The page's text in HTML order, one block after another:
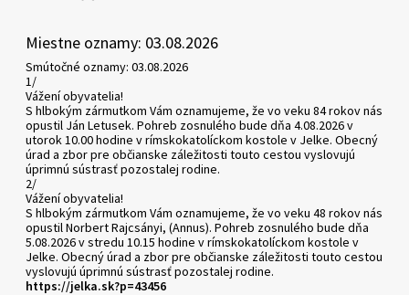
Miestne oznamy: 03.08.2026
Smútočné oznamy: 03.08.2026
1/
Vážení obyvatelia!
S hlbokým zármutkom Vám oznamujeme, že vo veku 84 rokov nás
opustil Ján Letusek. Pohreb zosnulého bude dňa 4.08.2026 v
utorok 10.00 hodine v rímskokatolíckom kostole v Jelke. Obecný
úrad a zbor pre občianske záležitosti touto cestou vyslovujú
úprimnú sústrasť pozostalej rodine.
2/
Vážení obyvatelia!
S hlbokým zármutkom Vám oznamujeme, že vo veku 48 rokov nás
opustil Norbert Rajcsányi, (Annus). Pohreb zosnulého bude dňa
5.08.2026 v stredu 10.15 hodine v rímskokatolíckom kostole v
Jelke. Obecný úrad a zbor pre občianske záležitosti touto cestou
vyslovujú úprimnú sústrasť pozostalej rodine.
https://jelka.sk?p=43456